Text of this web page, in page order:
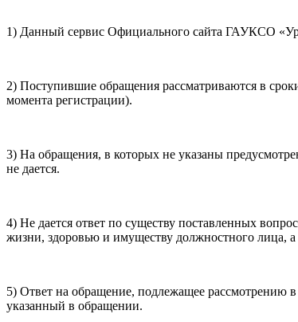
обработки персональных данных (политикой
почты, контактного номера телефона).
1) Данный сервис Официального сайта ГАУКСО
2) Поступившие обращения рассматриваются в
момента регистрации).
3) На обращения, в которых не указаны
не дается.
4) Не дается ответ по существу поставленных
жизни, здоровью и имуществу должностного лица, а
5) Ответ на обращение, подлежащее рассмотрению
указанный в обращении.